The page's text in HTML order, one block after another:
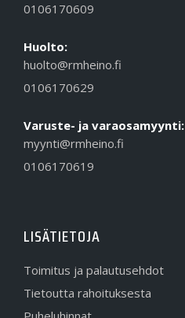
0106170609
Huolto:
huolto@rmheino.fi
0106170629
Varuste- ja varaosamyynti:
myynti@rmheino.fi
0106170619
LISÄTIETOJA
Toimitus ja palautusehdot
Tietoutta rahoituksesta